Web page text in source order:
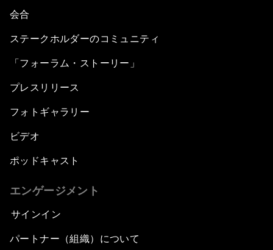
会合
ステークホルダーのコミュニティ
「フォーラム・ストーリー」
プレスリリース
フォトギャラリー
ビデオ
ポッドキャスト
エンゲージメント
サインイン
パートナー（組織）について